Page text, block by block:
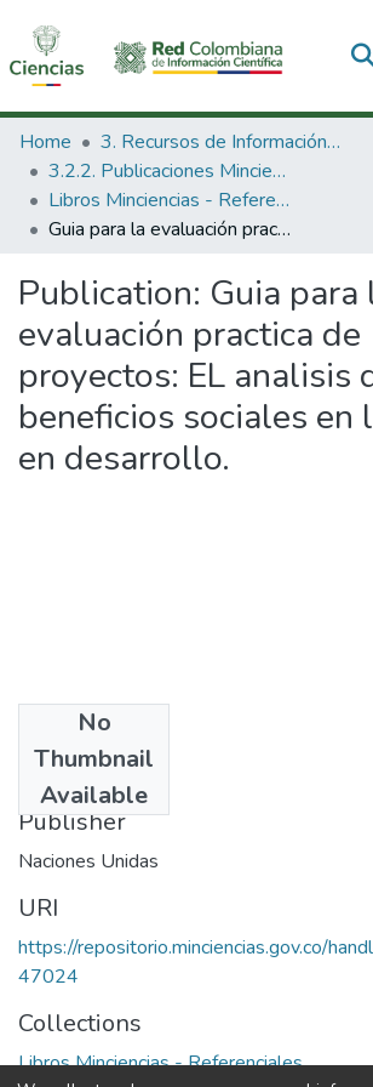
Communities & Collections
All of DSpace
Statistics
Home
3. Recursos de Información Científica y Tecnológica
3.2.2. Publicaciones Minciencias
Libros Minciencias - Referenciales
Guia para la evaluación practica de proyectos: EL analisis de costos-beneficios sociales en los paises en desarrollo.
Publication: Guia para
evaluación practica de
proyectos: EL analisis
beneficios sociales en
en desarrollo.
No
Thumbnail
Available
1978
Publisher
Naciones Unidas
URI
https://repositorio.minciencias.gov.co/
47024
Collections
Libros Minciencias - Referenciales